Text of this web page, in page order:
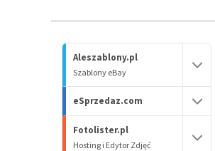
Aleszablony.pl
Szablony eBay
eSprzedaz.com
Fotolister.pl
Hosting i Edytor Zdjęć